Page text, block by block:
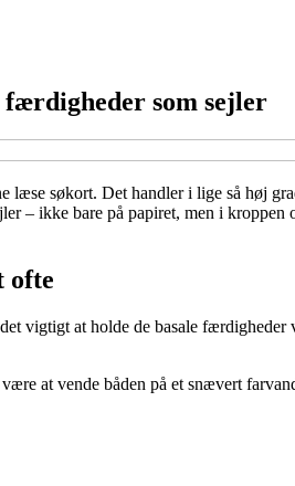
som sejler
læse søkort. Det handler i lige så høj
– ikke bare på papiret, men i
ofte
vigtigt at holde de basale
at vende båden på et snævert